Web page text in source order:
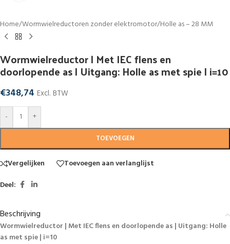
Home/Wormwielreductoren zonder elektromotor/Holle as – 28 MM
Wormwielreductor | Met IEC flens en
doorlopende as | Uitgang: Holle as met spie | i=10
€348,74 Excl. BTW
-
+
TOEVOEGEN
Vergelijken
Toevoegen aan verlanglijst
Deel:
Beschrijving
Wormwielreductor | Met IEC flens en doorlopende as | Uitgang: Holle
as met spie | i=10